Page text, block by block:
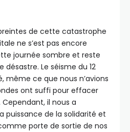
de cette catastrophe
ne s’est pas encore
journée sombre et reste
Le séisme du 12
même ce que nous n’avions
ont suffi pour effacer
Cependant, il nous a
puissance de la solidarité et
porte de sortie de nos